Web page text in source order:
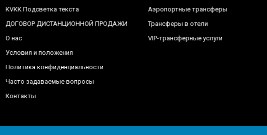
КVКК Подсветка текста
ДОГОВОР ДИСТАНЦИОННОЙ ПРОДАЖИ
О нас
Условия и положения
Политика конфиденциальности
Часто задаваемые вопросы
Контакты
Аэропортные трансферы
Трансферы в отели
VIP-трансферные услуги